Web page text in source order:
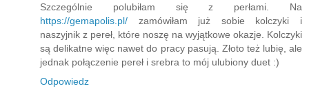
Szczególnie polubiłam się z perłami. Na
https://gemapolis.pl/ zamówiłam już sobie kolczyki i
naszyjnik z pereł, które noszę na wyjątkowe okazje. Kolczyki
są delikatne więc nawet do pracy pasują. Złoto też lubię, ale
jednak połączenie pereł i srebra to mój ulubiony duet :)
Odpowiedz